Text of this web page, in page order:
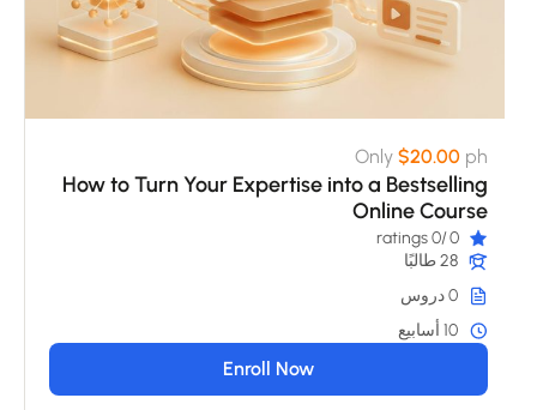
Only $20.00
How to Turn Your Expertise into a Bestselling
Online Course
0
/0 ratings
28 طالبًا
0 دروس
10 أسابيع
Enroll Now